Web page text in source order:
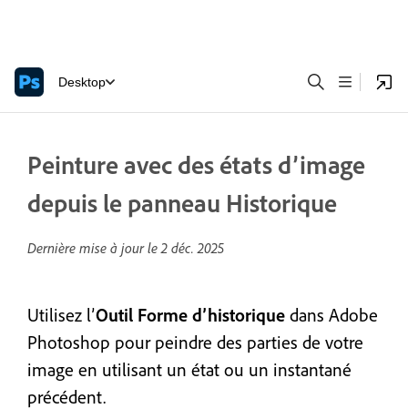
Desktop
Peinture avec des états d’image
depuis le panneau Historique
Dernière mise à jour le2 déc. 2025
Utilisez l’Outil Forme d’historique dans Adobe
Photoshop pour peindre des parties de votre
image en utilisant un état ou un instantané
précédent.